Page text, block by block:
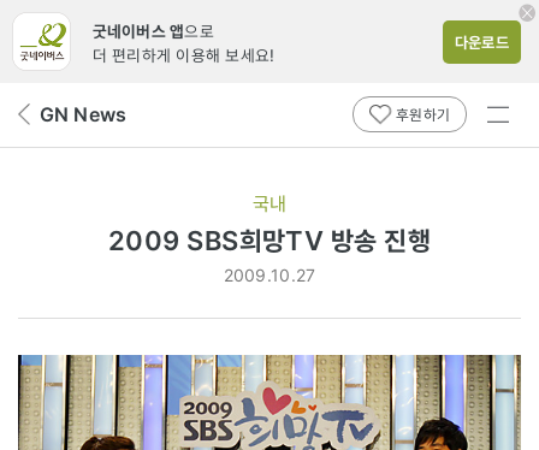
굿네이버스 앱으로
더 편리하게 이용해 보세요!
다운로드
뒤 GN News 후원하기
전체
국내
2009 SBS희망TV 방송 진행
2009.10.27